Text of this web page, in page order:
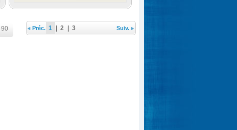
90 Préc. 1 2 3 Suiv.